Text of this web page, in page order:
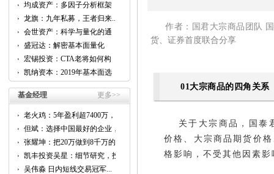
均成资产：多因子分析框架
的...
龙旗：九年私募，王者归来...
会世资产：科学与量化的通
用...
盛冠达：解密基本面量化
CTA...
宏锡投资：CTA老将如何构
建...
凯纳资本：2019年基本面选
股...
基金经理
更多>>
老火鸡：5年盈利超7400万，
他...
但斌：选择中国最好的企业，
跟...
张耀坤：把20万做到8千万的...
凯丰投资吴星：细节研究，投
资...
吴伟淼 日内短线交易冠军...
作者：国君大宗商品团队
货、证券首度联合分享
01大宗商品的四角关系
关于大宗商品，国泰
价格、大宗商品期货价
格影响，不受其他因素